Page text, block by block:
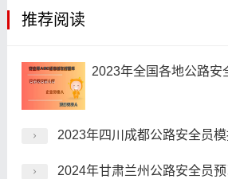
推荐阅读
2023年全国各地公路安
2023年四川成都公路安全员
2024年甘肃兰州公路安全员